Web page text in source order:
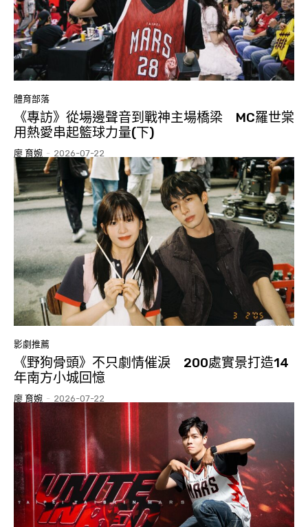
體育部落
《專訪》從場邊聲音到戰神主場橋梁 MC羅世棠
用熱愛串起籃球力量(下)
廖 育婉 - 2026-07-22
影劇推薦
《野狗骨頭》不只劇情催淚 200處實景打造14
年南方小城回憶
廖 育婉 - 2026-07-22